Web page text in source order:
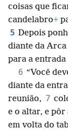
coisas que
candelabro+
5 Depois
diante da
para a
6 “Você
diante da
reunião, 7
e o altar, e pôr
em volta do